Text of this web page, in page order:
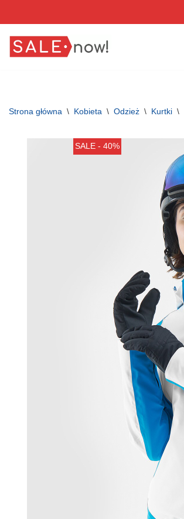
do
Strona główna \ Kobieta \ Odzież \ Kurtki \
SALE - 40%